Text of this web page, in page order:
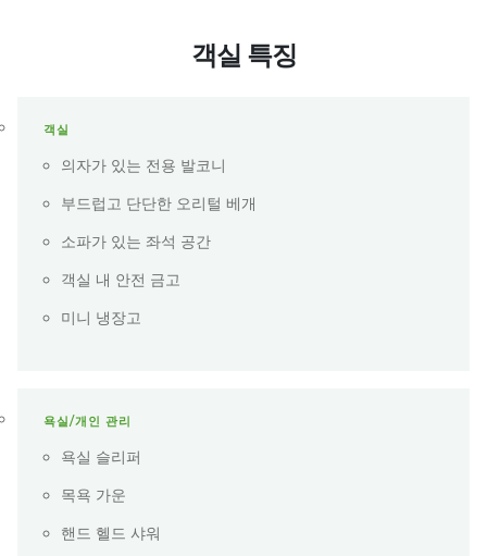
객실 특징
객실
의자가 있는 전용 발코니
부드럽고 단단한 오리털 베개
소파가 있는 좌석 공간
객실 내 안전 금고
미니 냉장고
욕실/개인 관리
욕실 슬리퍼
목욕 가운
핸드 헬드 샤워